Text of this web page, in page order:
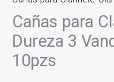
Cañas para
Dureza 3
10pzs